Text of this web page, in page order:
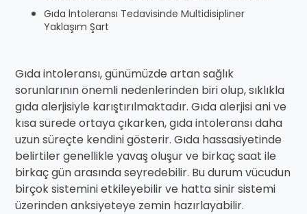
Gıda İntoleransı Tedavisinde Multidisipliner
Yaklaşım Şart
Gıda intoleransı, günümüzde artan sağlık
sorunlarının önemli nedenlerinden biri olup, sıklıkla
gıda alerjisiyle karıştırılmaktadır. Gıda alerjisi ani ve
kısa sürede ortaya çıkarken, gıda intoleransı daha
uzun süreçte kendini gösterir. Gıda hassasiyetinde
belirtiler genellikle yavaş oluşur ve birkaç saat ile
birkaç gün arasında seyredebilir. Bu durum vücudun
birçok sistemini etkileyebilir ve hatta sinir sistemi
üzerinden anksiyeteye zemin hazırlayabilir.